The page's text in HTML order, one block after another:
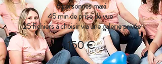
6 personnes maxi
45 min de prise de vue
25 fichiers à choisir via une galerie privée
150 €